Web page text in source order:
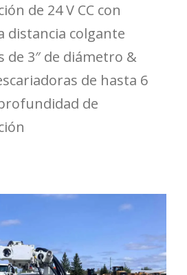
de 24 V CC con
distancia colgante
de 3″ de diámetro &
de hasta 6
de